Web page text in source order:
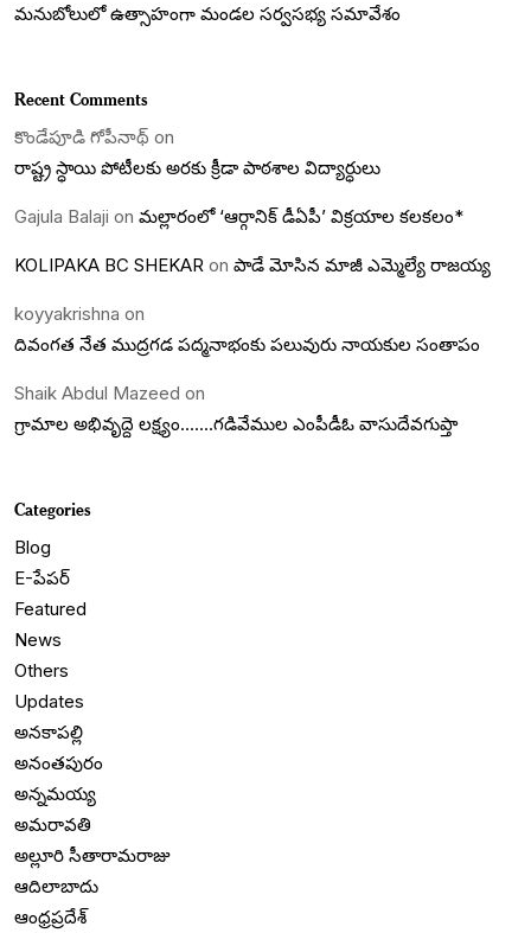
మనుబోలులో ఉత్సాహంగా మండల సర్వసభ్య సమావేశం
Recent Comments
కొండేపూడి గోపీనాథ్ on
రాష్ట్ర స్ధాయి పోటీలకు అరకు క్రీడా పాఠశాల విద్యార్ధులు
Gajula Balaji on మల్లారంలో ‘ఆర్గానిక్ డీఏపీ’ విక్రయాల కలకలం*
KOLIPAKA BC SHEKAR on పాడే మోసిన మాజీ ఎమ్మెల్యే రాజయ్య
koyyakrishna on
దివంగత నేత ముద్రగడ పద్మనాభంకు పలువురు నాయకుల సంతాపం
Shaik Abdul Mazeed on
గ్రామాల అభివృద్దె లక్ష్యం…….గడివేముల ఎంపీడీఓ వాసుదేవగుప్తా
Categories
Blog
E-పేపర్
Featured
News
Others
Updates
అనకాపల్లి
అనంతపురం
అన్నమయ్య
అమరావతి
అల్లూరి సీతారామరాజు
ఆదిలాబాదు
ఆంధ్రప్రదేశ్